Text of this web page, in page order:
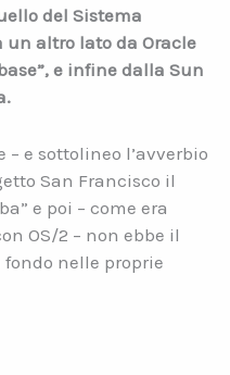
del Sistema
un altro lato da Oracle
e infine dalla Sun
e sottolineo l’avverbio
San Francisco il
e poi – come era
OS/2 – non ebbe il
fondo nelle proprie